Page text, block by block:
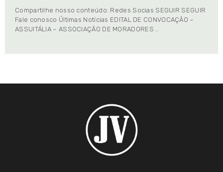
Compartilhe nosso conteúdo: Redes Socias SEGUIR SEGUIR
Fale conosco Últimas Notícias EDITAL DE CONVOCAÇÃO –
ASSUITÁLIA – ASSOCIAÇÃO DE MORADORES …